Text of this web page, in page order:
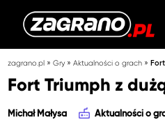
zagrano.pl »Gry»Aktualności o grach »
Fort Triumph z
Michał Małysa Aktualności o